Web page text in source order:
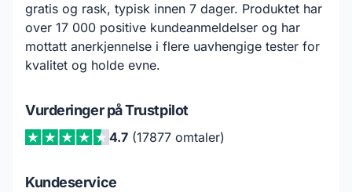
gratis og rask, typisk innen 7 dager. Produktet har
over 17 000 positive kundeanmeldelser og har
mottatt anerkjennelse i flere uavhengige tester for
kvalitet og holde evne.
Vurderinger på Trustpilot
4.7(17877 omtaler)
Kundeservice